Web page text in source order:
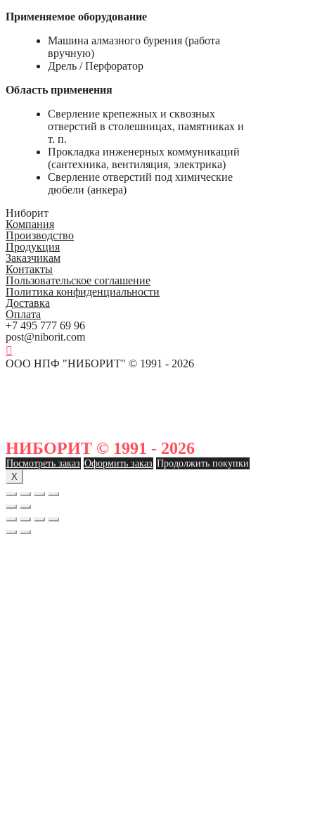
Применяемое оборудование
Машина алмазного бурения (работа
вручную)
Дрель / Перфоратор
Область применения
Сверление крепежных и сквозных
отверстий в столешницах, памятниках и
т. п.
Прокладка инженерных коммуникаций
(сантехника, вентиляция, электрика)
Сверление отверстий под химические
дюбели (анкера)
Ниборит
Компания
Производство
Продукция
Заказчикам
Контакты
Пользовательское соглашение
Политика конфиденциальности
Доставка
Оплата
+7 495 777 69 96
post@niborit.com
ООО НПФ "НИБОРИТ" © 1991 - 2026
НИБОРИТ © 1991 - 2026
Посмотреть заказ Оформить заказ Продолжить покупки
X